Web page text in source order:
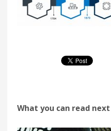
What you can read next